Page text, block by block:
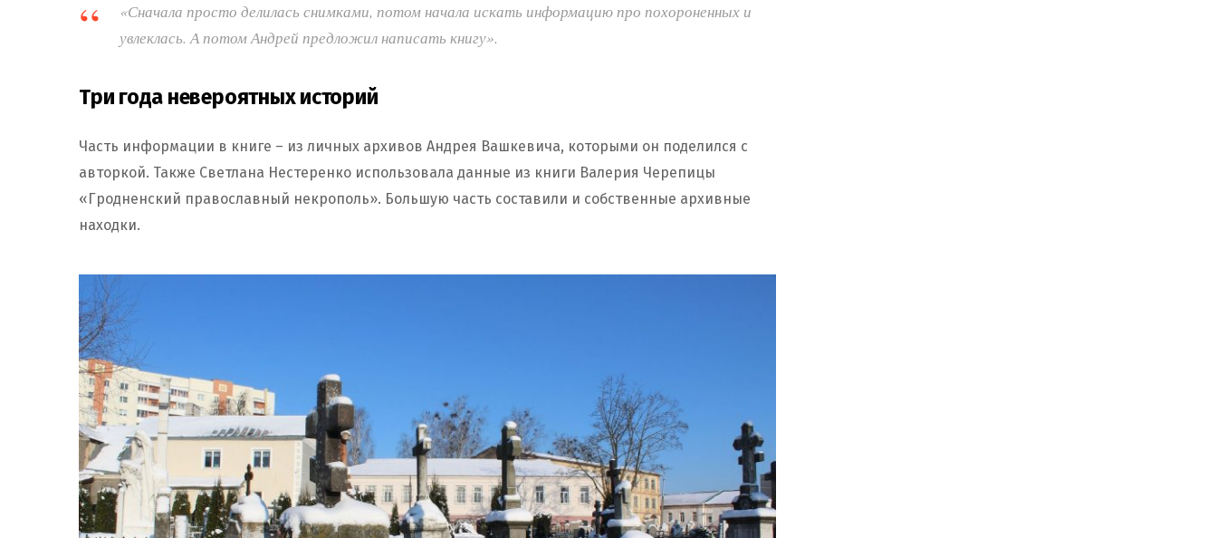
«Сначала просто делилась снимками, потом начала искать информацию про похороненных и
увлеклась. А потом Андрей предложил написать книгу».
Три года невероятных историй
Часть информации в книге – из личных архивов Андрея Вашкевича, которыми он поделился с
авторкой. Также Светлана Нестеренко использовала данные из книги Валерия Черепицы
«Гродненский православный некрополь». Большую часть составили и собственные архивные
находки.